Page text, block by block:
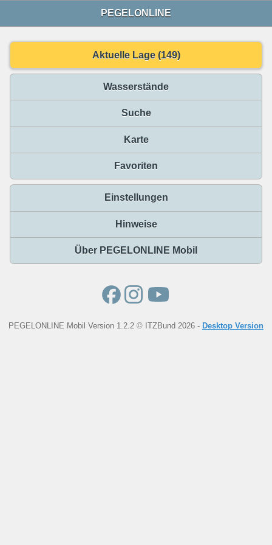
PEGELONLINE
Aktuelle Lage (149)
Wasserstände
Suche
Karte
Favoriten
Einstellungen
Hinweise
Über PEGELONLINE Mobil
PEGELONLINE Mobil Version 1.2.2 © ITZBund 2026 - Desktop Version